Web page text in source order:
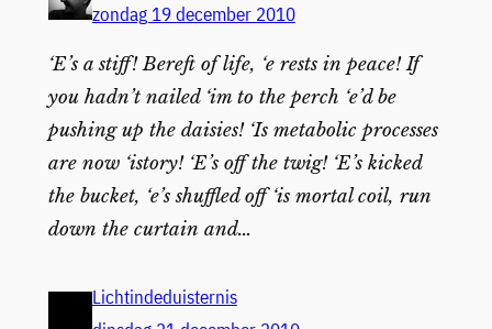
zondag 19 december 2010
‘E’s a stiff! Bereft of life, ‘e rests in peace! If
you hadn’t nailed ‘im to the perch ‘e’d be
pushing up the daisies! ‘Is metabolic processes
are now ‘istory! ‘E’s off the twig! ‘E’s kicked
the bucket, ‘e’s shuffled off ‘is mortal coil, run
down the curtain and…
Lichtindeduisternis